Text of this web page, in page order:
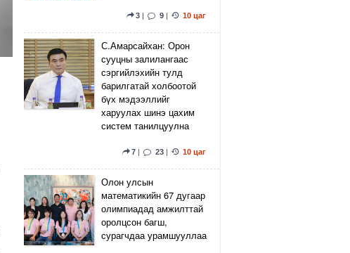
3 | 9 | 10 цаг
С.Амарсайхан: Орон
сууцны залилангаас
сэргийлэхийн тулд
барилгатай холбоотой
бүх мэдээллийг
харуулах шинэ цахим
систем танилцуулна
7 | 23 | 10 цаг
Олон улсын
математикийн 67 дугаар
олимпиадад амжилттай
оролцсон багш,
сурагчдаа урамшууллаа